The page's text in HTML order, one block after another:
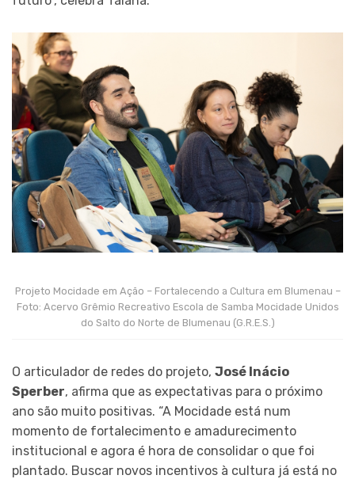
Projeto Mocidade em Ação – Fortalecendo a Cultura em Blumenau –
Foto: Acervo Grêmio Recreativo Escola de Samba Mocidade Unidos
do Salto do Norte de Blumenau (G.R.E.S.)
O articulador de redes do projeto, José Inácio
Sperber, afirma que as expectativas para o próximo
ano são muito positivas. “A Mocidade está num
momento de fortalecimento e amadurecimento
institucional e agora é hora de consolidar o que foi
plantado. Buscar novos incentivos à cultura já está no